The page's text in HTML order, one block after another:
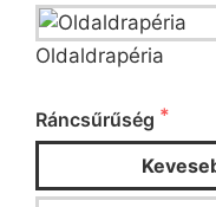
Oldaldrapéria
Ráncsűrűség